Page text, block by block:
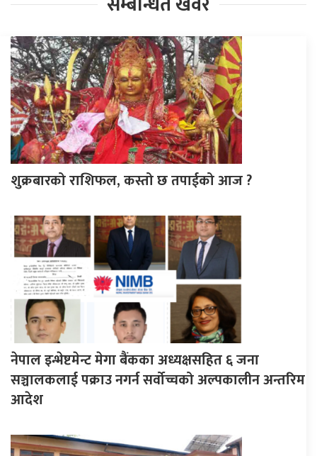
शुक्रबारको राशिफल, कस्तो छ तपाईको आज ?
नेपाल इन्भेष्टमेन्ट मेगा बैंकका अध्यक्षसहित ६ जना
सञ्चालकलाई पक्राउ नगर्न सर्वोच्चको अल्पकालीन अन्तरिम
आदेश